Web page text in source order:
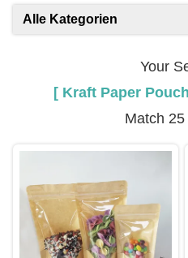
Alle Kategorien
Your
[ Kraft Paper
Match